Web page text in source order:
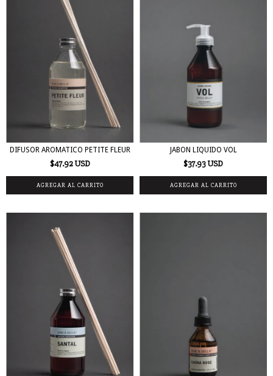
DIFUSOR AROMATICO PETITE FLEUR
$47.92 USD
JABON LIQUIDO VOL
$37.93 USD